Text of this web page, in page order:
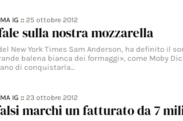
IG ::25 ottobre 2012
sulla nostra mozzarella
New York Times Sam Anderson, ha definito il
balena bianca dei formaggi», come Moby
di conquistarla…
IG ::23 ottobre 2012
marchi un fatturato da 7